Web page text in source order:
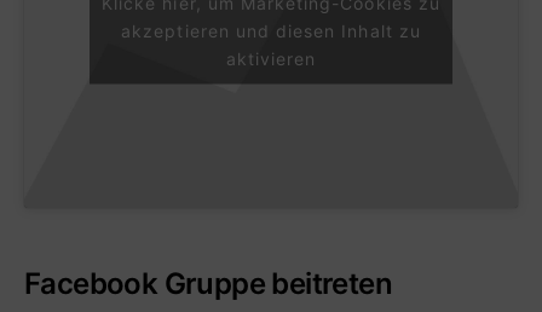
akzeptieren und diesen Inhalt zu
aktivieren
Facebook Gruppe beitreten